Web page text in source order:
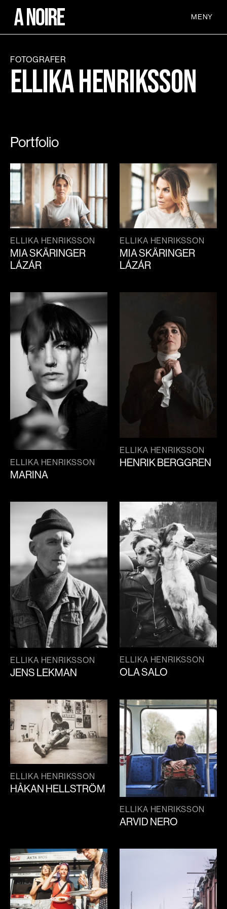
MENY
FOTOGRAFER
Ellika Henriksson
Portfolio
ELLIKA HENRIKSSON
MIA SKÄRINGER
LÁZÁR
ELLIKA HENRIKSSON
MIA SKÄRINGER
LÁZÁR
ELLIKA HENRIKSSON
MARINA
ELLIKA HENRIKSSON
HENRIK BERGGREN
ELLIKA HENRIKSSON
JENS LEKMAN
ELLIKA HENRIKSSON
OLA SALO
ELLIKA HENRIKSSON
HÅKAN HELLSTRÖM
ELLIKA HENRIKSSON
ARVID NERO